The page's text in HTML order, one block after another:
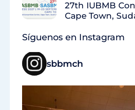
27th IUBMB
Cape Town,
Síguenos en Instagram
sbbmch